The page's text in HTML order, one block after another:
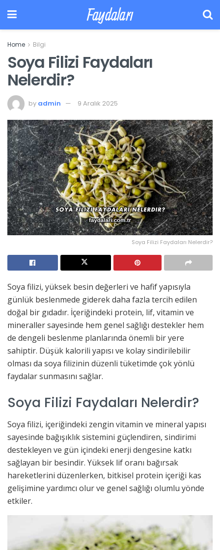
Faydaları
Home Bilgi
Soya Filizi Faydaları
Nelerdir?
by admin 9 Aralık 2025
Soya Filizi Faydaları Nelerdir?
Soya filizi, yüksek besin değerleri ve hafif yapısıyla
günlük beslenmede giderek daha fazla tercih edilen
doğal bir gıdadır. İçeriğindeki protein, lif, vitamin ve
mineraller sayesinde hem genel sağlığı destekler hem
de dengeli beslenme planlarında önemli bir yere
sahiptir. Düşük kalorili yapısı ve kolay sindirilebilir
olması da soya filizinin düzenli tüketimde çok yönlü
faydalar sunmasını sağlar.
Soya Filizi Faydaları Nelerdir?
Soya filizi, içeriğindeki zengin vitamin ve mineral yapısı
sayesinde bağışıklık sistemini güçlendiren, sindirimi
destekleyen ve gün içindeki enerji dengesine katkı
sağlayan bir besindir. Yüksek lif oranı bağırsak
hareketlerini düzenlerken, bitkisel protein içeriği kas
gelişimine yardımcı olur ve genel sağlığı olumlu yönde
etkiler.